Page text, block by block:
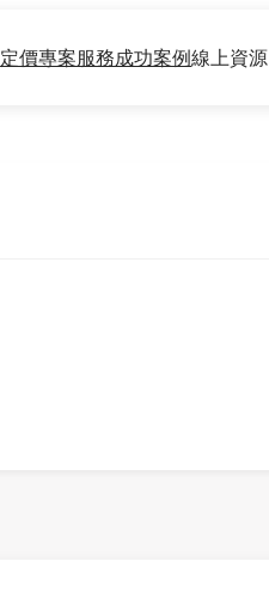
定價專案服務成功案例線上資源